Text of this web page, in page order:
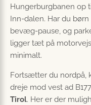
Hungerburgbanen op
Inn-dalen. Har du
bevæg-pause, og
ligger tæt på
minimalt.
Fortsætter du nordpå,
dreje mod vest ad
Tirol. Her er der